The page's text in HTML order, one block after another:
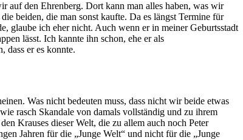
auf den Ehrenberg. Dort kann man alles haben, was wir
beiden, die man sonst kaufte. Da es längst Termine für
glaube ich eher nicht. Auch wenn er in meiner Geburtsstadt
lässt. Ich kannte ihn schon, ehe er als
dass er es konnte.
Was nicht bedeuten muss, dass nicht wir beide etwas
rasch Skandale von damals vollständig und zu ihrem
Krauses dieser Welt, die zu allem auch noch Peter
Jahren für die „Junge Welt“ und nicht für die „Junge